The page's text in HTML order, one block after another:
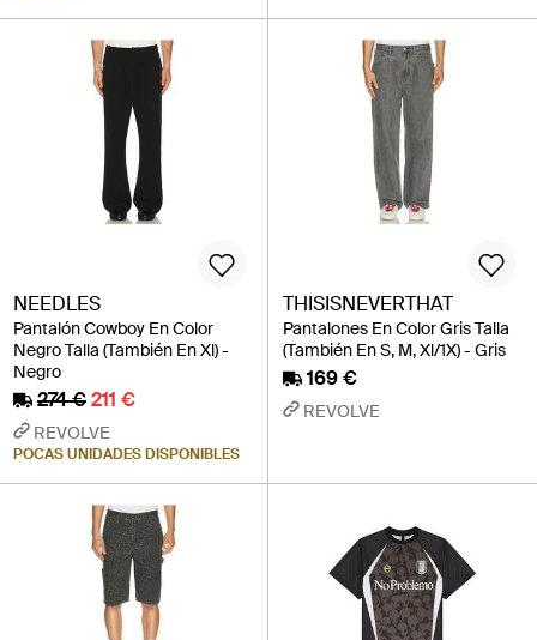
NEEDLES
Pantalón Cowboy En Color
Negro Talla (También En Xl) -
Negro
274 €211 €
REVOLVE
POCAS UNIDADES DISPONIBLES
THISISNEVERTHAT
Pantalones En Color Gris Talla
(También En S, M, Xl/1X) - Gris
169 €
REVOLVE